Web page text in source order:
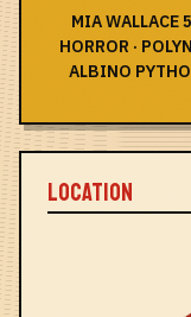
MIA WALLACE
HORROR ·
ALBINO
LOCATION